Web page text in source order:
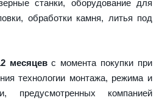
станки, оборудование для
обработки камня, литья под
месяцевс момента покупки при
технологии монтажа, режима и
предусмотренных компанией